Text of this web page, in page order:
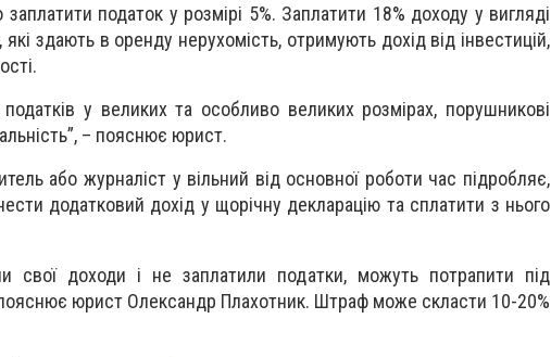
податок у розмірі 5%. Заплатити 18% доходу у вигляді
здають в оренду нерухомість, отримують дохід від інвестицій,
у великих та особливо великих розмірах, порушникові
– пояснює юрист.
або журналіст у вільний від основної роботи час підробляє,
додатковий дохід у щорічну декларацію та сплатити з нього
свої доходи і не заплатили податки, можуть потрапити під
пояснює юрист Олександр Плахотник. Штраф може скласти 10-20%